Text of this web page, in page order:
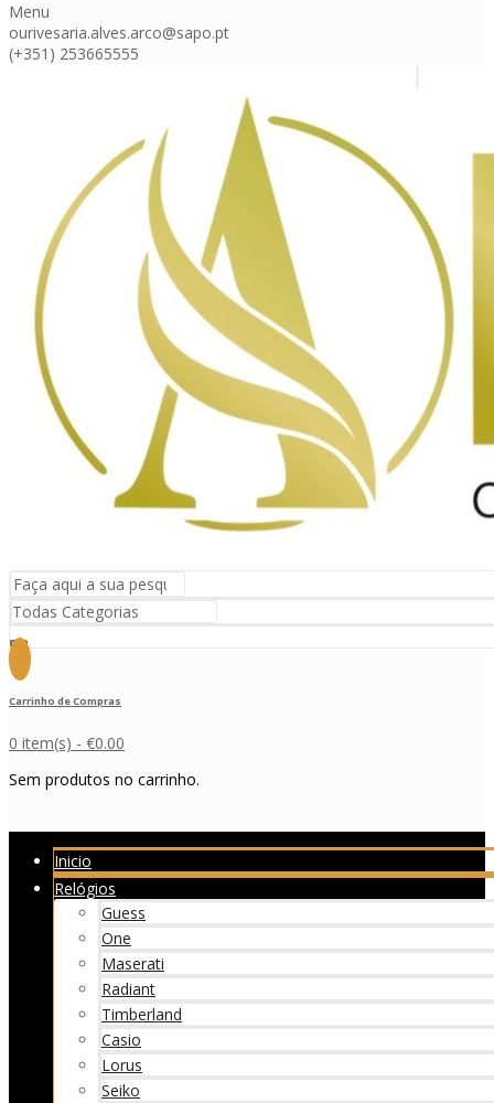
Menu
ourivesaria.alves.arco@sapo.pt
(+351) 253665555
Carrinho de Compras
0 item(s) - €0.00
Sem produtos no carrinho.
Inicio
Relógios
Guess
One
Maserati
Radiant
Timberland
Casio
Lorus
Seiko